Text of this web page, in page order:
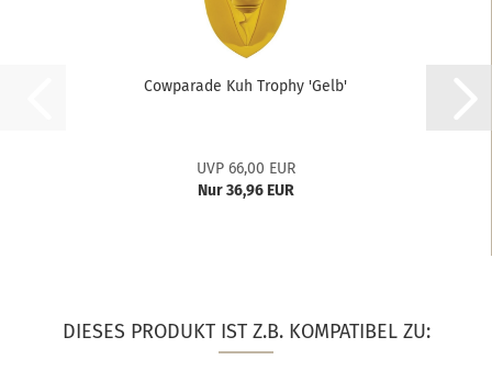
Cowparade Kuh Trophy 'Gelb'
UVP 66,00 EUR
Nur 36,96 EUR
DIESES PRODUKT IST Z.B. KOMPATIBEL ZU: